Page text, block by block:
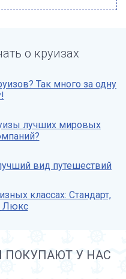
о круизах
Так много за одну
лучших мировых
вид путешествий
классах: Стандарт,
Люкс
ПОКУПАЮТ У НАС